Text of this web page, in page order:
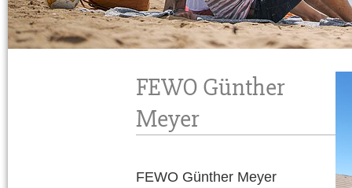
FEWO Günther
Meyer
FEWO Günther Meyer